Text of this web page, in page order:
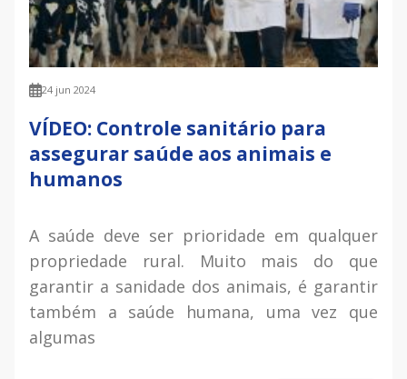
24 jun 2024
VÍDEO: Controle sanitário para
assegurar saúde aos animais e
humanos
A saúde deve ser prioridade em qualquer
propriedade rural. Muito mais do que
garantir a sanidade dos animais, é garantir
também a saúde humana, uma vez que
algumas